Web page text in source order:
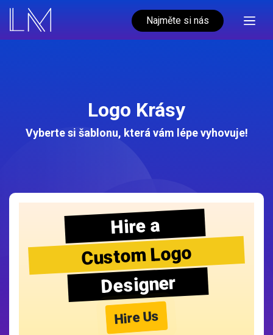
Najměte si nás
Logo Krásy
Vyberte si šablonu, která vám lépe vyhovuje!
Hire a
Custom Logo
Designer
Hire Us